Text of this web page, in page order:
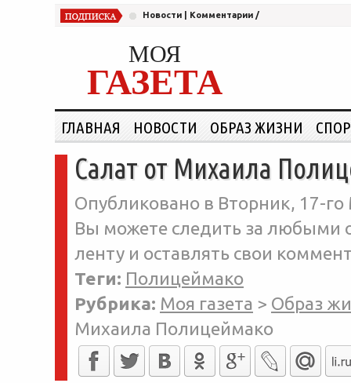
Новости Комментарии /
МОЯ
ГАЗЕТА
ГЛАВНАЯ НОВОСТИ ОБРАЗ ЖИЗНИ
Салат от Михаила
Опубликовано в Вторник, 17-го
Вы можете следить за любыми
ленту и оставлять свои
Теги: Полицеймако
Рубрика: Моя газета > Образ
Михаила Полицеймако